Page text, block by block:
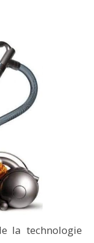
la technologie